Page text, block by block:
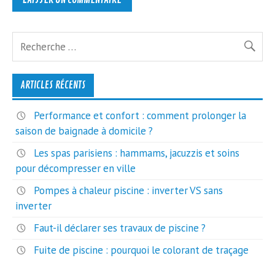
ARTICLES RÉCENTS
Performance et confort : comment prolonger la
saison de baignade à domicile ?
Les spas parisiens : hammams, jacuzzis et soins
pour décompresser en ville
Pompes à chaleur piscine : inverter VS sans
inverter
Faut-il déclarer ses travaux de piscine ?
Fuite de piscine : pourquoi le colorant de traçage